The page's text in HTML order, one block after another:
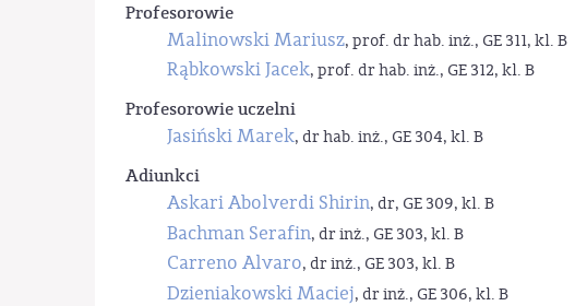
Profesorowie
Malinowski Mariusz, prof. dr hab. inż., GE 311, kl. B
Rąbkowski Jacek, prof. dr hab. inż., GE 312, kl. B
Profesorowie uczelni
Jasiński Marek, dr hab. inż., GE 304, kl. B
Adiunkci
Askari Abolverdi Shirin, dr, GE 309, kl. B
Bachman Serafin, dr inż., GE 303, kl. B
Carreno Alvaro, dr inż., GE 303, kl. B
Dzieniakowski Maciej, dr inż., GE 306, kl. B